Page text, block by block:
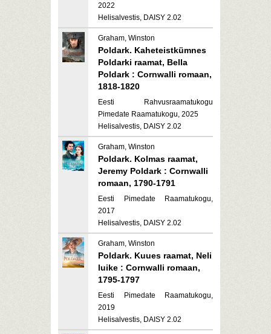
2022
Helisalvestis, DAISY 2.02
Graham, Winston
Poldark. Kaheteistkümnes
Poldarki raamat, Bella
Poldark : Cornwalli romaan,
1818-1820
Eesti Rahvusraamatukogu
Pimedate Raamatukogu, 2025
Helisalvestis, DAISY 2.02
Graham, Winston
Poldark. Kolmas raamat,
Jeremy Poldark : Cornwalli
romaan, 1790-1791
Eesti Pimedate Raamatukogu,
2017
Helisalvestis, DAISY 2.02
Graham, Winston
Poldark. Kuues raamat, Neli
luike : Cornwalli romaan,
1795-1797
Eesti Pimedate Raamatukogu,
2019
Helisalvestis, DAISY 2.02